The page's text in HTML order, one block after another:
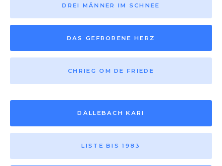
DREI MÄNNER IM SCHNEE
DAS GEFRORENE HERZ
CHRIEG OM DE FRIEDE
DÄLLEBACH KARI
LISTE BIS 1983